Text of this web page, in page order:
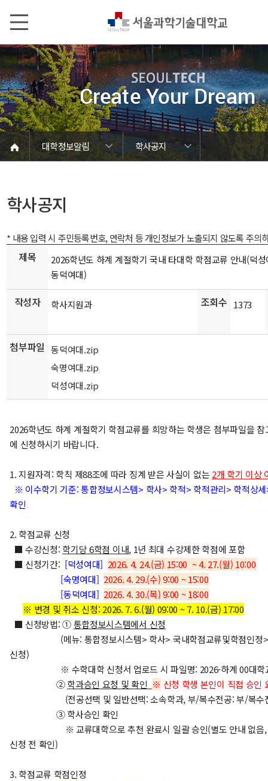
대학정보알림
학사공지
대학정보알림
정보공개
정보서비스안내
온라인민원센터
청렴행정
갑질신고센터
유실물 센터
SEOULTECH광장
대학공지사항
학사공지
장학공지
대학원공지
취업공지
대학입찰
채용정보
공모/외부행사
등록금심의위원회
코로나바이러스19 대응안내
재정위원회
학사공지
* 내용 입력 시 주민등록번호, 연락처 등 개인정보가 노출되지 않도록 주의
제목
2026학년도 하계 계절학기 국내 타대학 학점교류 안내(덕
동덕여대)
작성자 학사지원과 조회수 1373
첨부파일 동덕여대.zip
숙명여대.zip
덕성여대.zip
2026학년도 하계 계절학기 학점교류를 희망하는 학생은 첨부파일을
에 신청하시기 바랍니다.
1. 지원자격: 학칙 제88조에 따라 징계 받은 사실이 없는 2개 학기 이상
※ 이수학기 기준: 통합정보시스템> 학사> 학적> 학적관리> 학적상세
확인
2. 학점교류 신청
■ 수강신청: 학기당6학점 이내, 1년 최대 수강제한 학점에 포함
■ 신청기간: [덕성여대] 2026. 4. 24.(금) 15:00 ~ 4. 27.(월) 10:00
[숙명여대] 2026. 4. 29.(수) 9:00 ~15:00
[동덕여대] 2026. 4. 30.(목) 9:00 ~18:00
※ 변경 및 취소 신청: 2026. 7. 6.(월) 09:00 ~ 7. 10.(금) 17:00
■ 신청방법: ①통합정보시스템에서 신청
(메뉴: 통합정보시스템> 학사> 국내학점교류및학점인정>
신청)
※ 수학대학 신청서 업로드 시파일명: 2026-하계 00대학
②학과승인 요청 및 확인 ※ 신청 학생 본인이 직접 승인
(전공선택 및 일반선택: 소속학과, 부/복수전공: 부/복수
③ 학사승인 확인
※ 교류대학으로 추천 완료시 일괄 승인(별도 안내 없음,
신청 전 확인)
3. 학점교류 학점인정